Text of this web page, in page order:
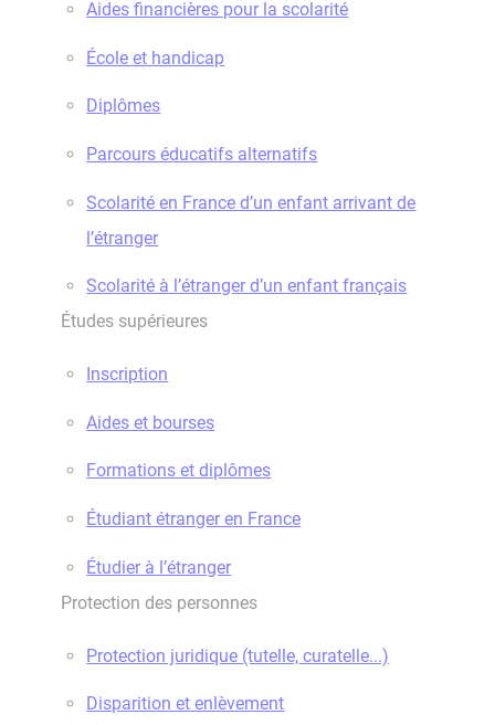
Aides financières pour la scolarité
École et handicap
Diplômes
Parcours éducatifs alternatifs
Scolarité en France d’un enfant arrivant de
l’étranger
Scolarité à l’étranger d’un enfant français
Études supérieures
Inscription
Aides et bourses
Formations et diplômes
Étudiant étranger en France
Étudier à l’étranger
Protection des personnes
Protection juridique (tutelle, curatelle...)
Disparition et enlèvement